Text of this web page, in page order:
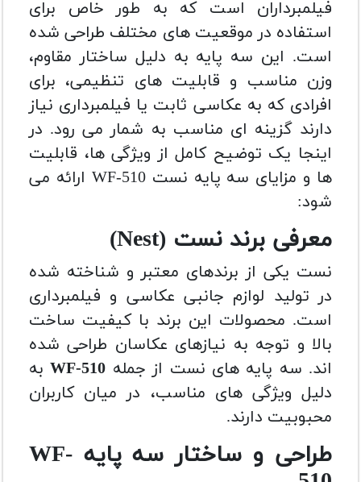
فیلمبرداران است که به طور خاص برای
استفاده در موقعیت های مختلف طراحی شده
است. این سه پایه به دلیل ساختار مقاوم،
وزن مناسب و قابلیت های تنظیمی، برای
افرادی که به عکاسی ثابت یا فیلمبرداری نیاز
دارند گزینه ای مناسب به شمار می رود. در
اینجا یک توضیح کامل از ویژگی ها، قابلیت
ها و مزایای سه پایه نست WF-510 ارائه می
شود:
معرفی برند نست (Nest)
نست یکی از برندهای معتبر و شناخته شده
در تولید لوازم جانبی عکاسی و فیلمبرداری
است. محصولات این برند با کیفیت ساخت
بالا و توجه به نیازهای عکاسان طراحی شده
اند. سه پایه های نست از جمله WF-510به
دلیل ویژگی های مناسب، در میان کاربران
محبوبیت دارند.
طراحی و ساختار سه پایه WF-